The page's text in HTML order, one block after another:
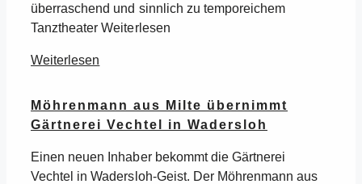
überraschend und sinnlich zu temporeichem
Tanztheater Weiterlesen
Weiterlesen
Möhrenmann aus Milte übernimmt
Gärtnerei Vechtel in Wadersloh
Einen neuen Inhaber bekommt die Gärtnerei
Vechtel in Wadersloh-Geist. Der Möhrenmann aus